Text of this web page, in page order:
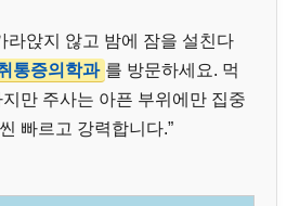
라앉지 않고 밤에 잠을 설친다
통증의학과 를 방문하세요. 먹
만 주사는 아픈 부위에만 집중
빠르고 강력합니다.”